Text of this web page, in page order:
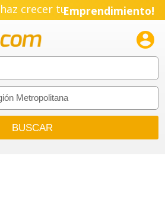
crecer tuPyme!
Emprendimiento!
